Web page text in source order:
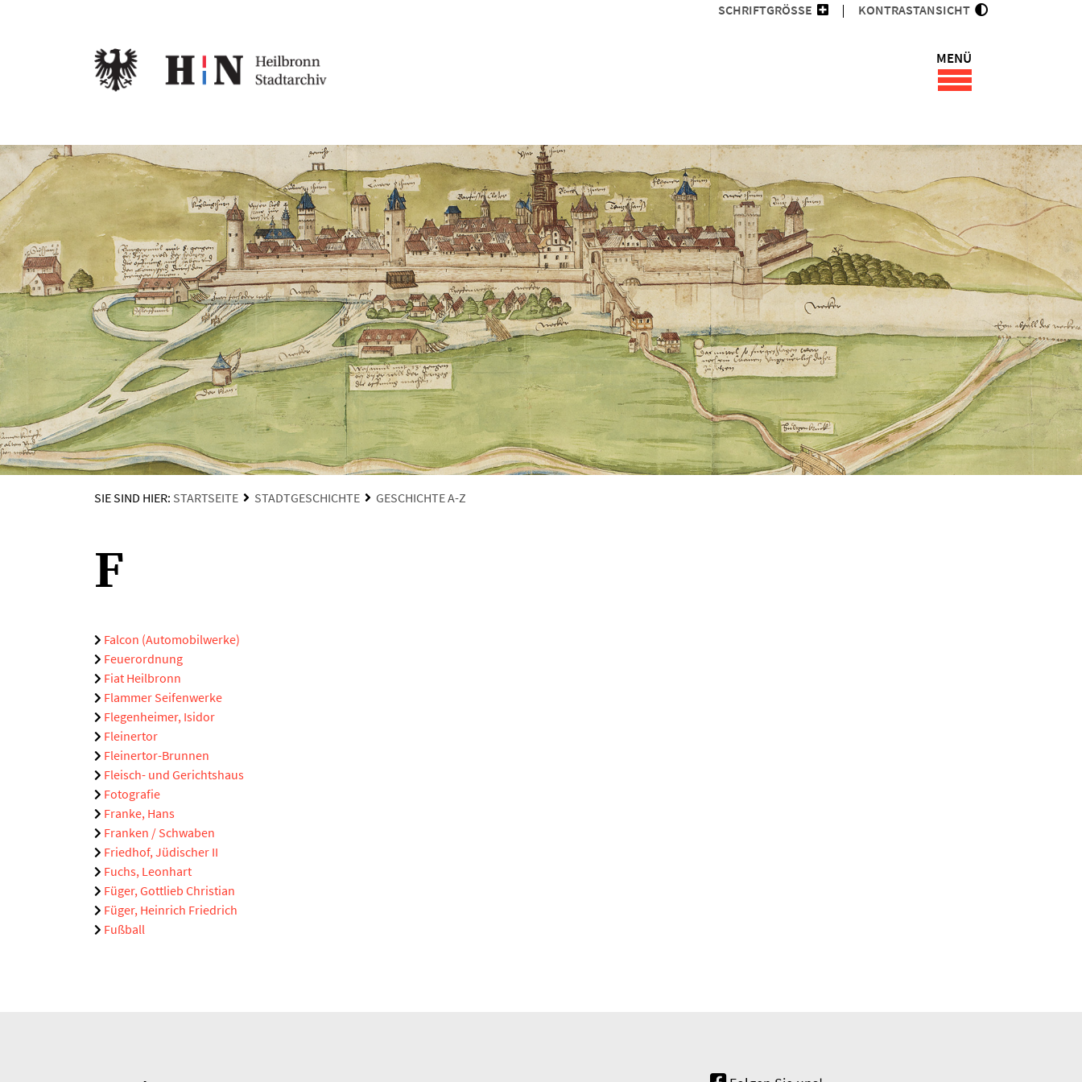
SCHRIFTGRÖSSE KONTRASTANSICHT
MENÜ
SIE SIND HIER: STARTSEITE STADTGESCHICHTE GESCHICHTE A-Z
F
Falcon (Automobilwerke)
Feuerordnung
Fiat Heilbronn
Flammer Seifenwerke
Flegenheimer, Isidor
Fleinertor
Fleinertor-Brunnen
Fleisch- und Gerichtshaus
Fotografie
Franke, Hans
Franken / Schwaben
Friedhof, Jüdischer II
Fuchs, Leonhart
Füger, Gottlieb Christian
Füger, Heinrich Friedrich
Fußball